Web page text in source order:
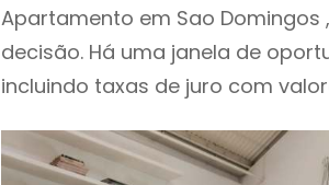
Apartamento em Sao
decisão. Há uma janela de
incluindo taxas de juro com